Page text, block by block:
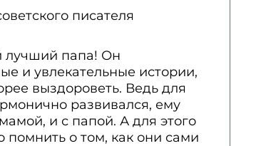
писателя
лучший папа! Он
и увлекательные истории,
выздороветь. Ведь для
развивался, ему
и с папой. А для этого
помнить о том, как они сами